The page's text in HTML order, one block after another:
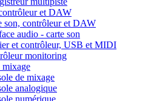
et DAW
son, contrôleur et DAW
audio - carte son
et contrôleur, USB et MIDI
monitoring
mixage
de mixage
analogique
numérique